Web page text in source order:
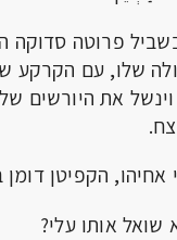
פרוטה סדוקה
שלו, עם הקרקע
את היורשים
הקפיטן דומן
אותו עלי?